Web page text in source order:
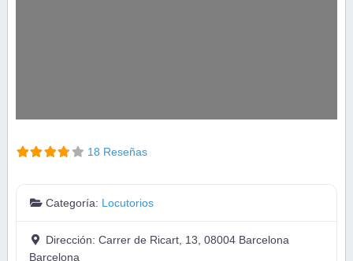
18 Reseñas
Categoría: Locutorios
Dirección:Carrer de Ricart, 13, 08004 Barcelona
Barcelona